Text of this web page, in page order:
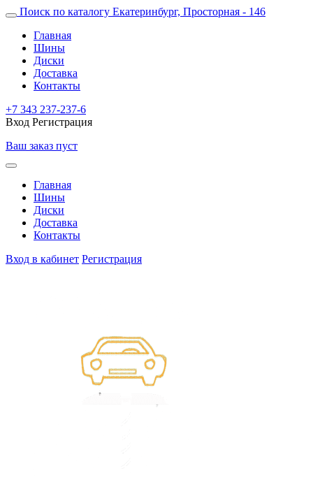
Поиск по каталогу Екатеринбург, Просторная - 146
Главная
Шины
Диски
Доставка
Контакты
+7 343 237-237-6
Вход Регистрация
Ваш заказ пуст
Главная
Шины
Диски
Доставка
Контакты
Вход в кабинет Регистрация